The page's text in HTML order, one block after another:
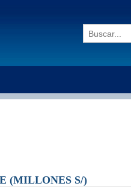
(MILLONES S/)